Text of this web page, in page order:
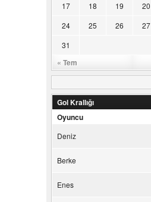
« Tem
17
18 19 20
24
25 26 27
31
Gol Krallığı
Oyuncu
Deniz
Berke
Enes